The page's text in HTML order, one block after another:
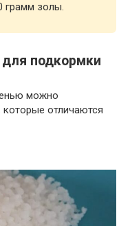
грамм золы.
подкормки
можно
отличаются